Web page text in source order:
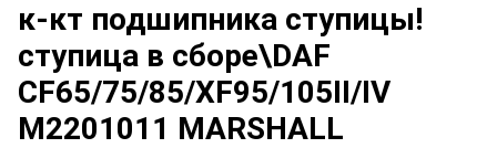
к-кт подшипника ступицы!
ступица в сборе\DAF
CF65/75/85/XF95/105II/IV
M2201011 MARSHALL